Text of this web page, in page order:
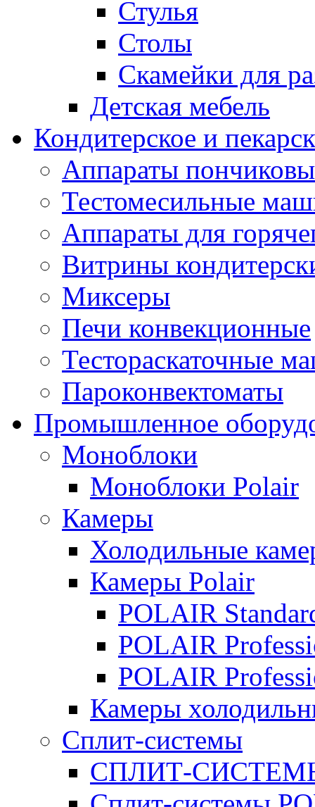
Стулья
Столы
Скамейки для
Детская мебель
Кондитерское и
Аппараты
Тестомесильные
Аппараты для
Витрины
Миксеры
Печи конвекционные
Тестораскаточные
Пароконвектоматы
Промышленное
Моноблоки
Моноблоки Polair
Камеры
Холодильные
Камеры Polair
POLAIR
POLAIR
POLAIR
Камеры
Сплит-системы
СПЛИТ-